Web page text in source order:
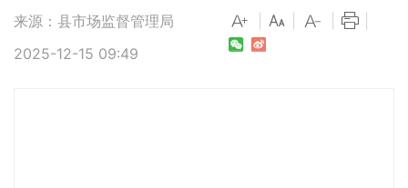
来源：县市场监督管理局
2025-12-15 09:49